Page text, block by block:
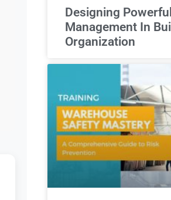
Designing
Management In
Organization